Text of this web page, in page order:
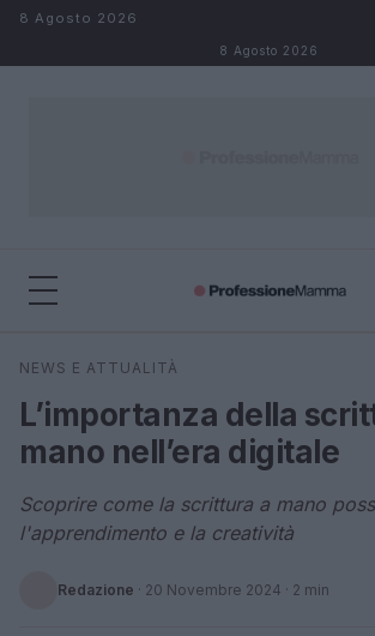
Salta al contenuto
8 Agosto 2026
8 Agosto 2026
Cerca
NEWS E ATTUALITÀ
L’importanza della
mano nell’era digitale
Scoprire come la scrittura a mano
l'apprendimento e la creatività
Redazione · 20 Novembre 2024 · 2 min